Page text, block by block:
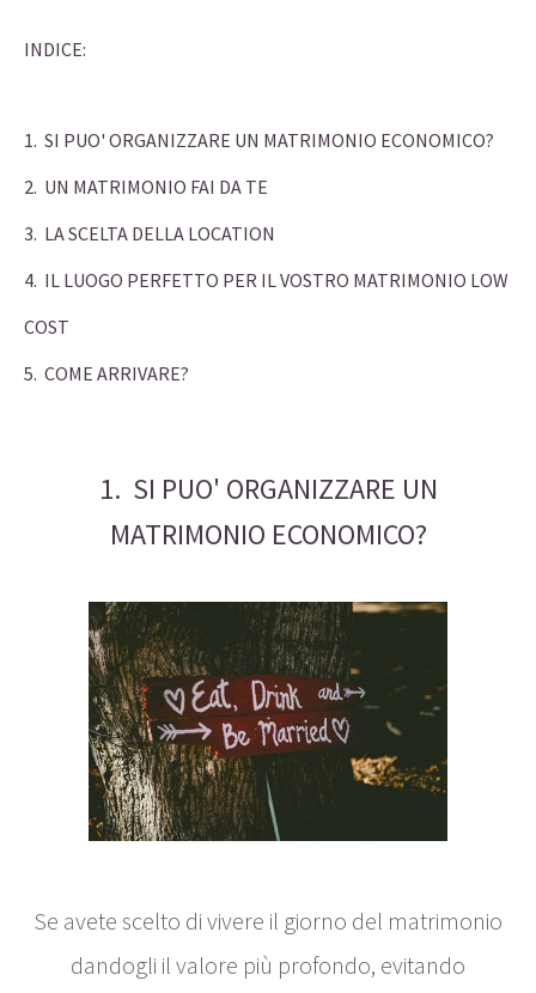
INDICE:
1. SI PUO' ORGANIZZARE UN MATRIMONIO ECONOMICO?
2. UN MATRIMONIO FAI DA TE
3. LA SCELTA DELLA LOCATION
4. IL LUOGO PERFETTO PER IL VOSTRO MATRIMONIO LOW
COST
5. COME ARRIVARE?
1. SI PUO' ORGANIZZARE UN
MATRIMONIO ECONOMICO?
Se avete scelto di vivere il giorno del matrimonio
dandogli il valore più profondo, evitando